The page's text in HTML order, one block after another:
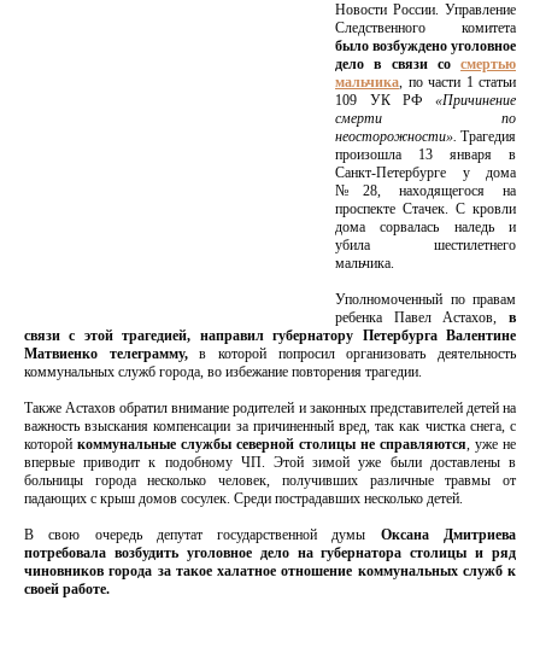
Новости России. Управление
Следственного комитета
было возбуждено уголовное
дело в связи со смертью
мальчика, по части 1 статьи
109 УК РФ «Причинение
смерти по
неосторожности». Трагедия
произошла 13 января в
Санкт-Петербурге у дома
№28, находящегося на
проспекте Стачек. С кровли
дома сорвалась наледь и
убила шестилетнего
мальчика.
Уполномоченный по правам
ребенка Павел Астахов, в
связи с этой трагедией, направил губернатору Петербурга Валентине
Матвиенко телеграмму,в которой попросил организовать деятельность
коммунальных служб города, во избежание повторения трагедии.
Также Астахов обратил внимание родителей и законных представителей детей на
важность взыскания компенсации за причиненный вред, так как чистка снега, с
которой коммунальные службы северной столицы не справляются, уже не
впервые приводит к подобному ЧП. Этой зимой уже были доставлены в
больницы города несколько человек, получивших различные травмы от
падающих с крыш домов сосулек. Среди пострадавших несколько детей.
В свою очередь депутат государственной думы Оксана Дмитриева
потребовала возбудить уголовное дело на губернатора столицы и ряд
чиновников города за такое халатное отношение коммунальных служб к
своей работе.